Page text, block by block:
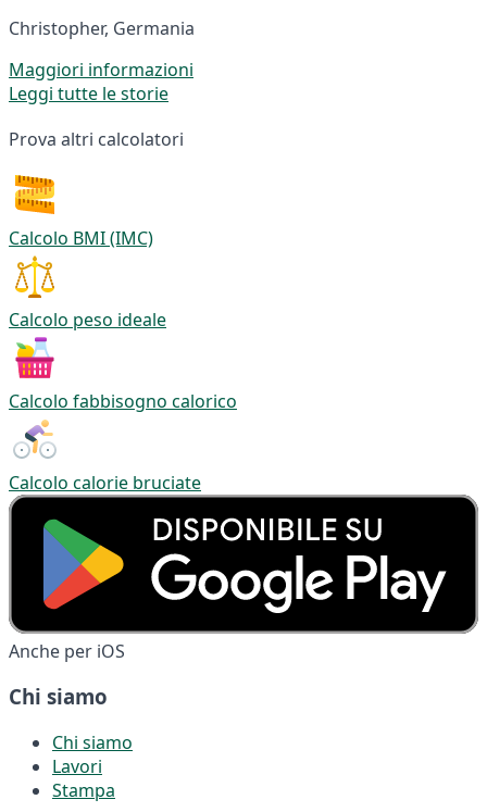
Christopher, Germania
Maggiori informazioni
Leggi tutte le storie
Prova altri calcolatori
Calcolo BMI (IMC)
Calcolo peso ideale
Calcolo fabbisogno calorico
Calcolo calorie bruciate
Anche per iOS
Chi siamo
Chi siamo
Lavori
Stampa